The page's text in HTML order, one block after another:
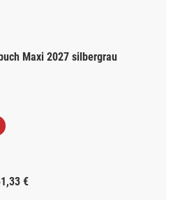
Maxi 2027 silbergrau
€